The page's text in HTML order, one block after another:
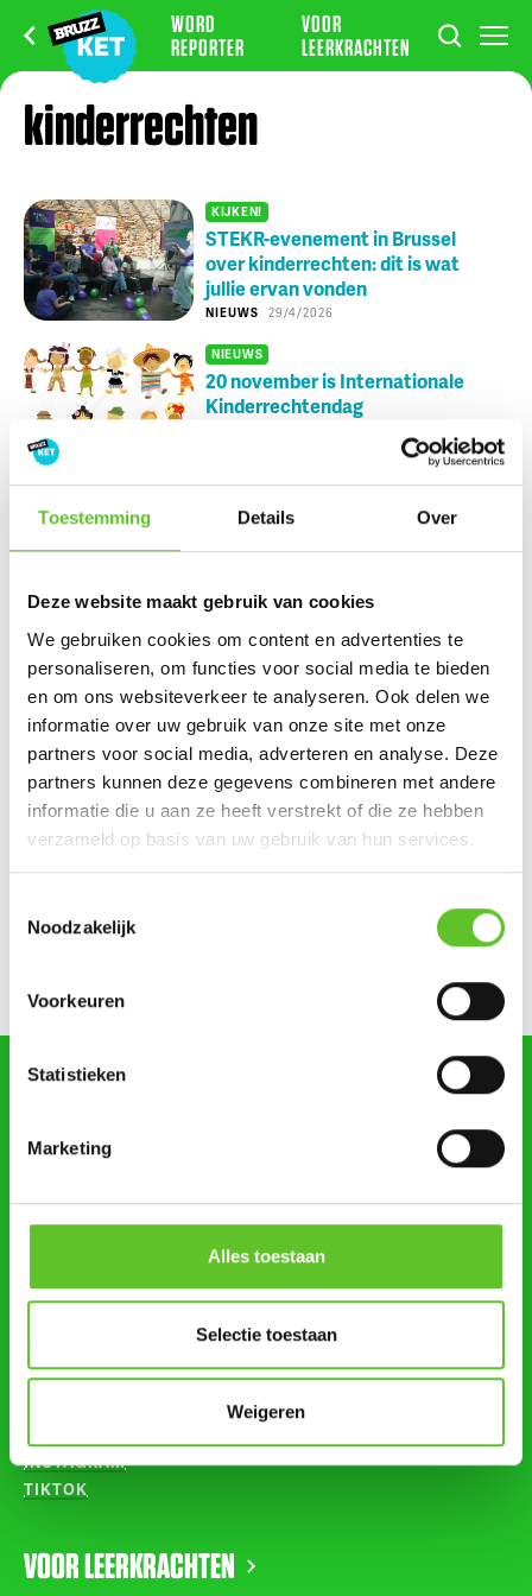
Toestemming Details Over
Deze website maakt gebruik van cookies
We gebruiken cookies om content en advertenties te
personaliseren, om functies voor social media te bieden
en om ons websiteverkeer te analyseren. Ook delen we
informatie over uw gebruik van onze site met onze
partners voor social media, adverteren en analyse. Deze
partners kunnen deze gegevens combineren met andere
informatie die u aan ze heeft verstrekt of die ze hebben
verzameld op basis van uw gebruik van hun services.
Noodzakelijk
Voorkeuren
Statistieken
Marketing
Alles toestaan
Selectie toestaan
Weigeren
WORD
REPORTER
VOOR
LEERKRACHTEN
kinderrechten
KIJKEN!
STEKR-evenement in Brussel
over kinderrechten: dit is wat
jullie ervan vonden
NIEUWS 29/4/2026
NIEUWS
20 november is Internationale
Kinderrechtendag
#jongerenovercorona: "Corona is
k*t!"
Nu op BRUZZ Ket
Ketportret: Amel verbreekt het wereldrecord mountain
climbers
Dagje Zuidfoor? Win een familiepakket vol bonnetjes
Zonsverduistering en een giga-springpark: tien tips voor
Bestel nu al je BRUZZKet-schoolkalender
zoeken
STUUR ONS NIEUWS
INSTAGRAM
TIKTOK
VOOR LEERKRACHTEN